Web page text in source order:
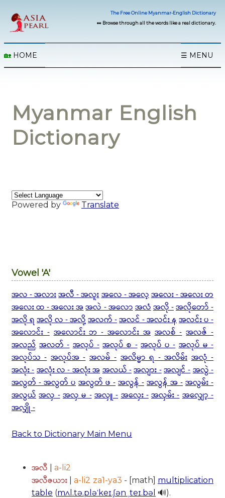
The Free Online Myanmar-English Dictionary
👀 Browse through all the words like a real dictionary.
🏡 HOME ☰ MENU
Myanmar English
Dictionary
Powered by Translate
Vowel 'A'
အလ - အလားအလီ - အလူးအလေ - အလေ့အလေး - အလေး တ
အလေး ထ - အလေး အအလဲ - အလောအလံအလို -အလိုတော် -
အလို ရ အလို လ - အလို့အလက် -အလင် - အလင်း နအလင်း ပ -
အလောင်း - အလောင်း ဘ - အလောင်း အ အလစ် - အလဇ် -
အလည် အလတ် - အလုပ် - အလုပ် စ - အလုပ် ပ - အလုပ် မ -
အလုပ်သ - အလုပ်အ - အလမ် - အလိမ္မာ ရ - အလိမ်း အလုံ -
အလုံး -အလုံး လ - အလုံး အအလယ် -အလျား -အလျင် -အလွဲ -
အလွတ် - အလွတ် ပ အလွတ် ဖ - အလွန် - အလွန် အ - အလွမ်း -
အလွယ် အလှ - အလှ မ - အလှူ - အလှေး - အလှမ်း - အလျှော့ -
အလျှို -
Back to Dictionary Main Menu
အလီ a-li2
အလီဇယား |a-li2 za1-ya3 - [math] multiplication
table (mʌl.tə.pləˈkeɪ.ʃən ˌteɪ.bəl 🔊).